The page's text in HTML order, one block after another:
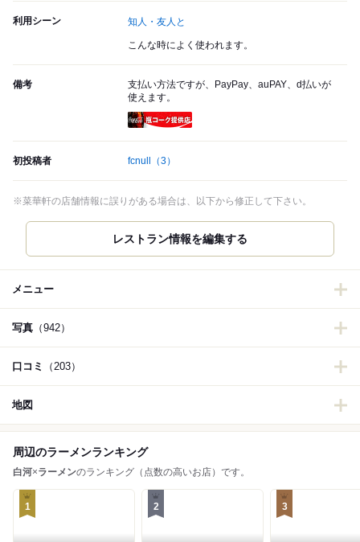
利用シーン 知人・友人と
こんな時によく使われます。
備考
支払い方法ですが、PayPay、auPAY、d払いが
使えます。
初投稿者 fcnull （3）
※菜華軒の店舗情報に誤りがある場合は、以下から修正して下さい。
レストラン情報を編集する
メニュー
写真 （942）
口コミ （203）
地図
周辺のラーメンランキング
白河×ラーメンのランキング（点数の高いお店）です。
1 2 3